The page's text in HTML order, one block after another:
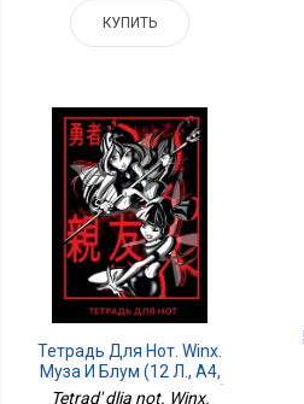
КУПИТЬ
Тетрадь Для Нот. Winx.
Муза И Блум (12 Л., А4,
Вертикальная, Скрепка)
Tetrad' dlia not. Winx.